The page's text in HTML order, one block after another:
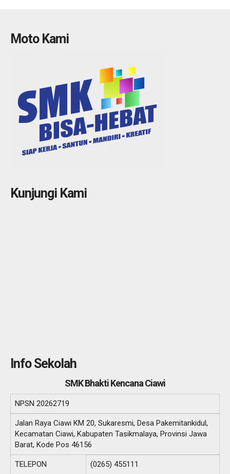
Moto Kami
Kunjungi Kami
Info Sekolah
SMK Bhakti Kencana Ciawi
NPSN 20262719
Jalan Raya Ciawi KM 20, Sukaresmi, Desa Pakemitankidul,
Kecamatan Ciawi, Kabupaten Tasikmalaya, Provinsi Jawa
Barat, Kode Pos 46156
TELEPON (0265) 455111